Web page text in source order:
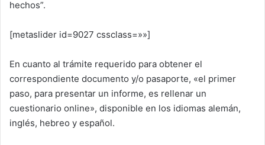
hechos”.
[metaslider id=9027 cssclass=»»]
En cuanto al trámite requerido para obtener el
correspondiente documento y/o pasaporte, «el primer
paso, para presentar un informe, es rellenar un
cuestionario online», disponible en los idiomas alemán,
inglés, hebreo y español.